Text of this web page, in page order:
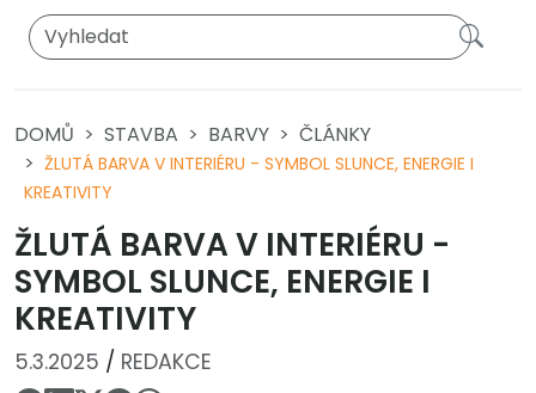
DOMŮ STAVBA BARVY ČLÁNKY
ŽLUTÁ BARVA V INTERIÉRU - SYMBOL SLUNCE, ENERGIE I
KREATIVITY
ŽLUTÁ BARVA V INTERIÉRU -
SYMBOL SLUNCE, ENERGIE I
KREATIVITY
5.3.2025 / REDAKCE